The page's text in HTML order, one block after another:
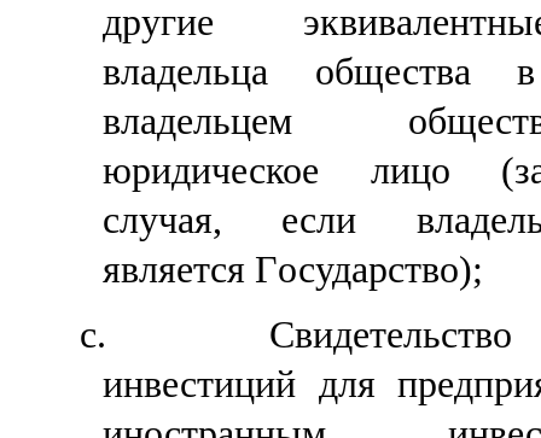
другие
владельца обществав
владельцем
юридическое лицо
случая, если
является Государство);
c.
инвестиций для